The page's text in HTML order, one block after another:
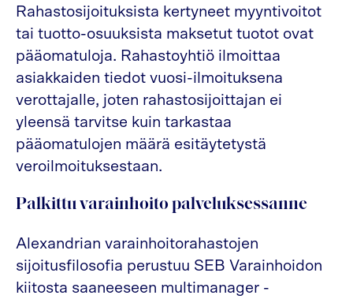
Rahastosijoituksista kertyneet myyntivoitot
tai tuotto-osuuksista maksetut tuotot ovat
pääomatuloja. Rahastoyhtiö ilmoittaa
asiakkaiden tiedot vuosi-ilmoituksena
verottajalle, joten rahastosijoittajan ei
yleensä tarvitse kuin tarkastaa
pääomatulojen määrä esitäytetystä
veroilmoituksestaan.
Palkittu varainhoito palveluksessanne
Alexandrian varainhoitorahastojen
sijoitusfilosofia perustuu SEB Varainhoidon
kiitosta saaneeseen multimanager -